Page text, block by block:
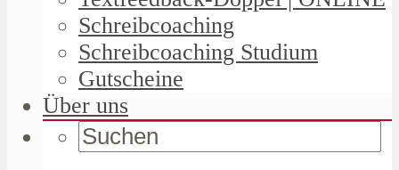
Schreibcoaching
Schreibcoaching Studium
Gutscheine
Über uns